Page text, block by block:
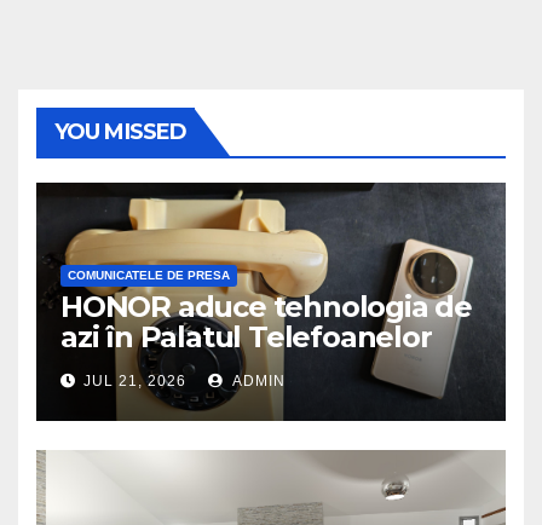
YOU MISSED
COMUNICATELE DE PRESA
HONOR aduce tehnologia de
azi în Palatul Telefoanelor
JUL 21, 2026 ADMIN